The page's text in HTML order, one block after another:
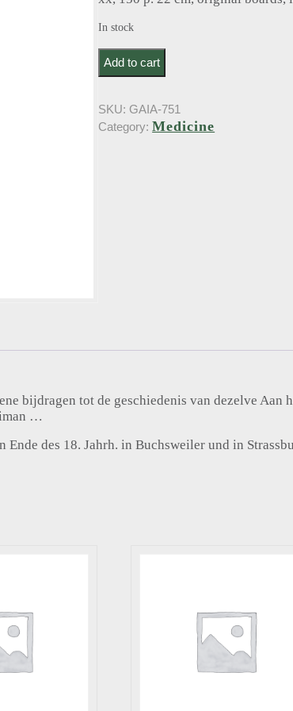
In stock
Bader, K.D.J.. Proeve eener nieuwe
Add to cart
SKU: GAIA-751
Category:Medicine
bijdragen tot de geschiedenis van dezelve
…
des 18. Jahrh. in Buchsweiler und in